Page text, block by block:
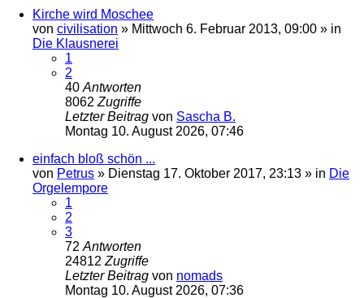
Kirche wird Moschee
von civilisation » Mittwoch 6. Februar 2013, 09:00 » in
Die Klausnerei
1
2
40 Antworten
8062 Zugriffe
Letzter Beitrag von Sascha B.
Montag 10. August 2026, 07:46
einfach bloß schön ...
von Petrus » Dienstag 17. Oktober 2017, 23:13 » in Die
Orgelempore
1
2
3
72 Antworten
24812 Zugriffe
Letzter Beitrag von nomads
Montag 10. August 2026, 07:36